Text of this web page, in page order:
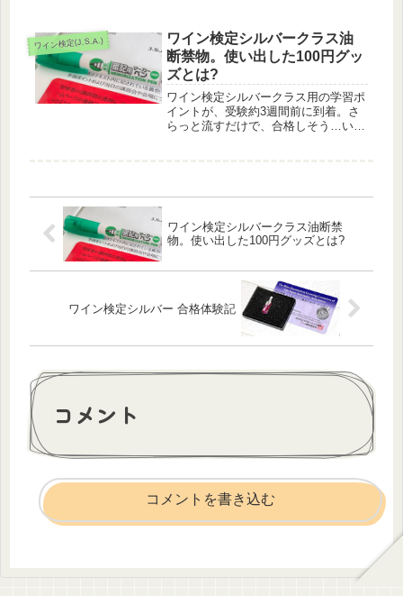
ワイン検定(J.S.A.)
ワイン検定シルバークラス油
断禁物。使い出した100円グッ
ズとは?
ワイン検定シルバークラス用の学習ポ
イントが、受験約3週間前に到着。さ
らっと流すだけで、合格しそう…いや
ワイン検定シルバークラス油断禁
物。使い出した100円グッズとは?
ワイン検定シルバー 合格体験記
コメント
コメントを書き込む